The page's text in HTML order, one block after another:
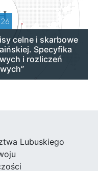
celne i skarbowe
Specyfika
i rozliczeń
Lubuskiego